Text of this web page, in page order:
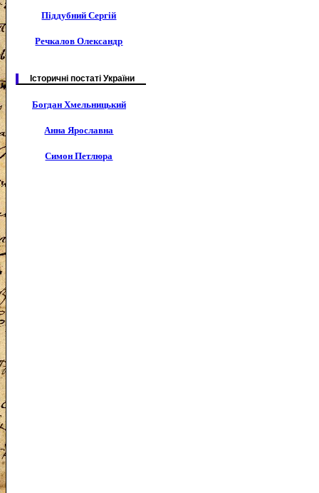
Піддубний Сергій
Речкалов Олександр
Історичні постаті України
Богдан Хмельницький
Анна Ярославна
Симон Петлюра